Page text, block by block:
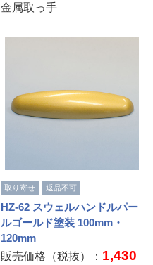
金属取っ手
取り寄せ 返品不可
HZ-62 スウェルハンドルパー
ルゴールド塗装 100mm・
120mm
販売価格（税抜）： 1,430